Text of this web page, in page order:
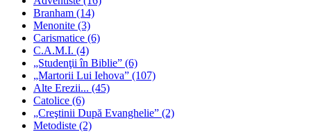
Branham (14)
Menonite (3)
Carismatice (6)
C.A.M.I. (4)
„Studenţii în Biblie” (6)
„Martorii Lui Iehova” (107)
Alte Erezii... (45)
Catolice (6)
„Creştinii După Evanghelie” (2)
Metodiste (2)